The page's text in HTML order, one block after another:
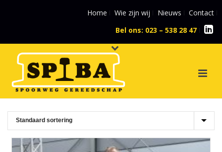
Home Wie zijn wij Nieuws
Contact
Bel ons: 023 – 538 28 47